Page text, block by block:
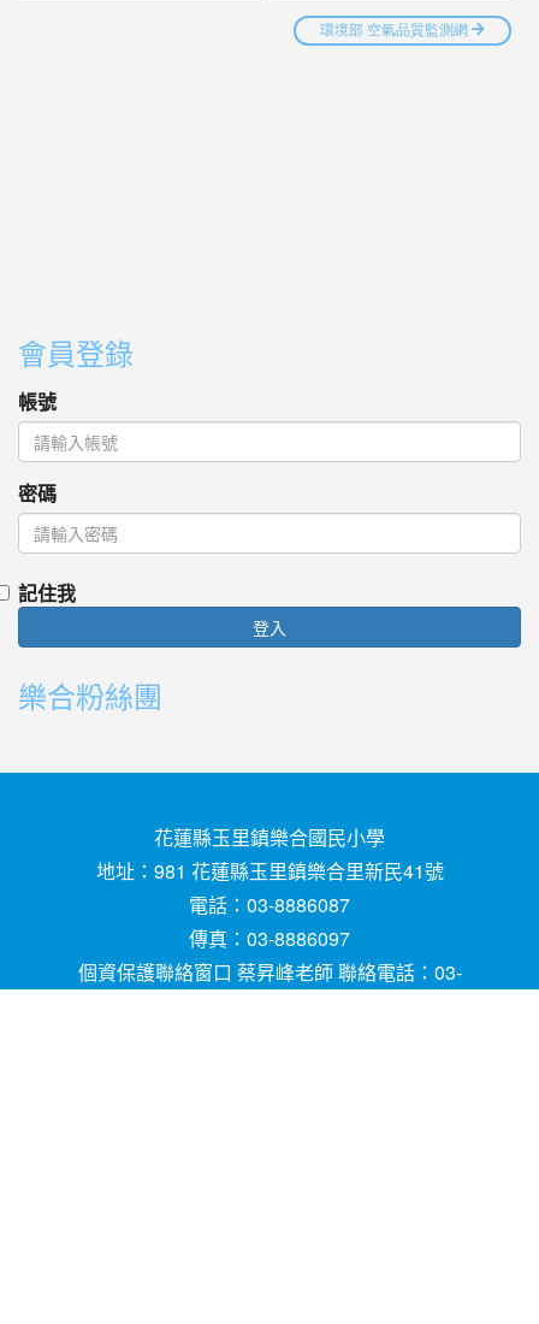
會員登錄
帳號
密碼
記住我
登入
樂合粉絲團
花蓮縣玉里鎮樂合國民小學
地址：981 花蓮縣玉里鎮樂合里新民41號
電話：03-8886087
傳真：03-8886097
個資保護聯絡窗口 蔡昇峰老師 聯絡電話：03-